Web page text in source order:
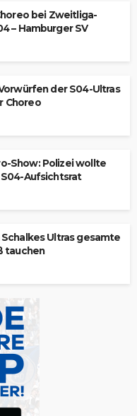
bei Zweitliga-
– Hamburger SV
der S04-Ultras
Choreo
Show: Polizei wollte
Aufsichtsrat
Ultras gesamte
tauchen